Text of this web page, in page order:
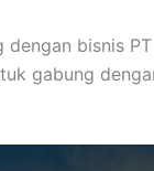
bisnis
gabung